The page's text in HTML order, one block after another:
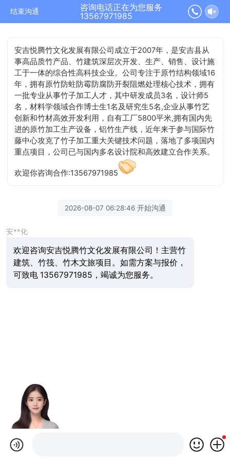
结束沟通
咨询电话正在为您服务
13567971985
安吉悦腾竹文化发展有限公司成立于2007年，是安吉县从
事高品质竹产品、竹建筑深层次开发、生产、销售、设计施
工于一体的综合性高科技企业。公司专注于原竹结构领域16
年，拥有原竹防蛀防霉防腐防开裂阻燃处理核心技术，拥有
一批专业从事竹子加工人才，其中研发成员3名，设计师5
名，材料学领域合作博士生1名及研究生5名,企业从事竹艺
创新和竹材高效开发利用，自有工厂5800平米,拥有国内先
进的原竹加工生产设备，铝竹生产线，近年来于参与国际竹
藤中心攻克了竹子加工重大关键技术问题，落地了多项国内
重点项目，公司已与国内多名设计院和高效建立合作关系。
欢迎你咨询合作:13567971985
2026-08-07 06:28:46 开始沟通
安**化
欢迎咨询安吉悦腾竹文化发展有限公司！主营竹
建筑、竹筏、竹木文旅项目。如需方案与报价，
可致电 13567971985，竭诚为您服务。